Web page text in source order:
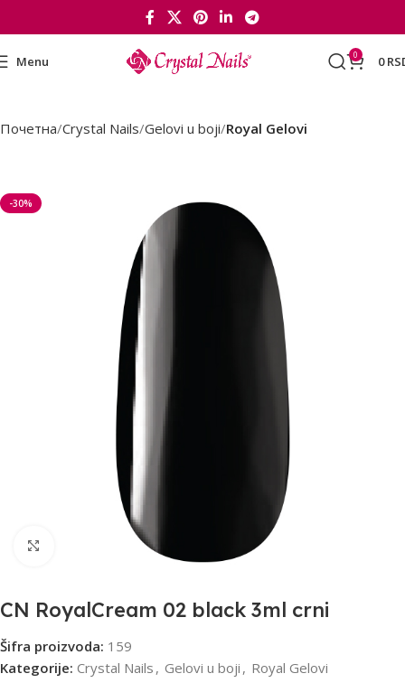
Menu 0 0
Почетна Crystal Nails Gelovi u boji Royal Gelovi
-30%
Click to enlarge
CN RoyalCream 02 black 3ml crni
Šifra proizvoda: 159
Kategorije: Crystal Nails , Gelovi u boji , Royal Gelovi